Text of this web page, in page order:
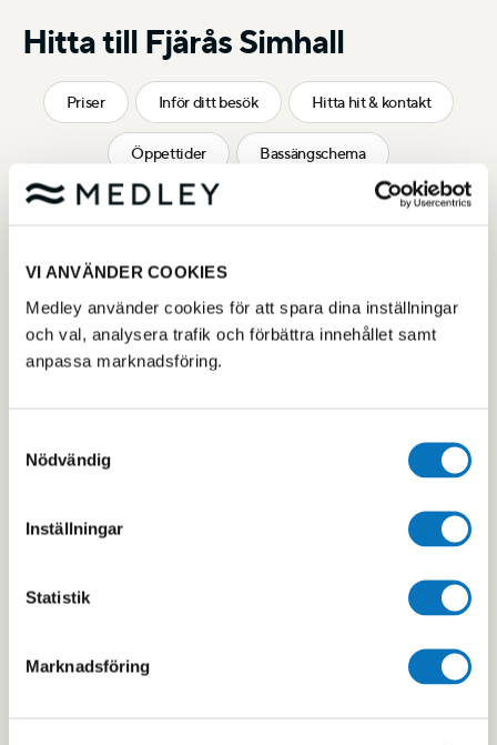
VI ANVÄNDER COOKIES
Medley använder cookies för att spara dina inställningar
och val, analysera trafik och förbättra innehållet samt
anpassa marknadsföring.
Nödvändig
Inställningar
Statistik
Marknadsföring
Hitta till Fjärås Simhall
Priser Inför ditt besök Hitta hit & kontakt
Öppettider Bassängschema
fjarassimhall@medley.se
Klövervägen 1, 439 71 Fjärås